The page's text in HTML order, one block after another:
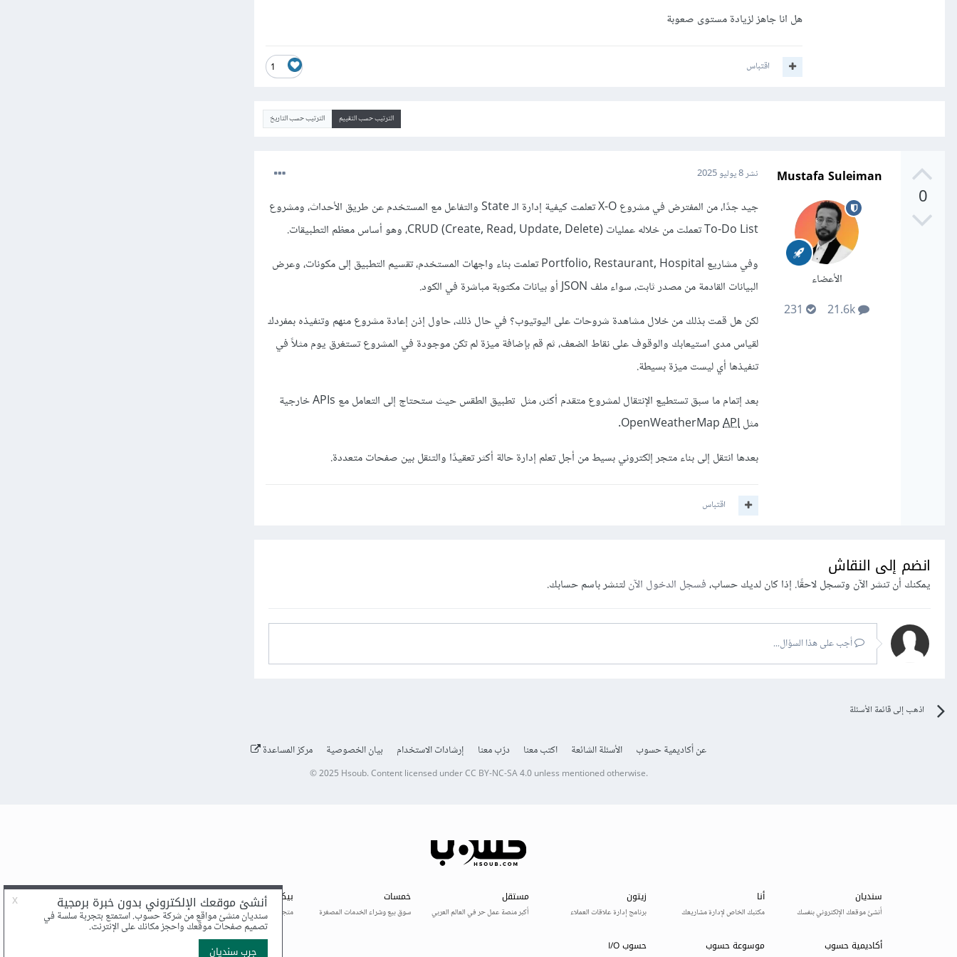
هل انا جاهز لزيادة مستوى صعوبة
1 اقتباس
الترتيب حسب التقييم الترتيب حسب التاريخ
0
Mustafa Suleiman
الأعضاء
نشر8 يوليو 2025
جيد جدًا، من المفترض في مشروع X-O تعلمت كيفية إدارة الـ State والتفاعل مع المستخدم عن طريق الأحداث، ومشروع
To-Do List تعملت من خلاله عمليات CRUD (Create, Read, Update, Delete)، وهو أساس معظم التطبيقات.
وفي مشاريع Portfolio, Restaurant, Hospital تعلمت بناء واجهات المستخدم، تقسيم التطبيق إلى مكونات، وعرض
البيانات القادمة من مصدر ثابت، سواء ملف JSON أو بيانات مكتوبة مباشرة في الكود.
لكن هل قمت بذلك من خلال مشاهدة شروحات على اليوتيوب؟ في حال ذلك، حاول إذن إعادة مشروع منهم وتنفيذه بمفردك
لقياس مدى استيعابك والوقوف على نقاط الضعف، ثم قم بإضافة ميزة لم تكن موجودة في المشروع تستغرق يوم مثلاً في
تنفيذها أي ليست ميزة بسيطة.
بعد إتمام ما سبق تستطيع الإنتقال لمشروع متقدم أكثر، مثل تطبيق الطقس حيث ستحتاج إلى التعامل مع APIs خارجية
مثل OpenWeatherMapAPI
.
بعدها انتقل إلى بناء متجر إلكتروني بسيط من أجل تعلم إدارة حالة أكثر تعقيدًا والتنقل بين صفحات متعددة.
اقتباس
انضم إلى النقاش
يمكنك أن تنشر الآن وتسجل لاحقًا. إذا كان لديك حساب،فسجل الدخول الآنلتنشر باسم حسابك.
أجب على هذا السؤال...
اذهب إلى قائمة الأسئلة
عن أكاديمية حسوب الأسئلة الشائعة اكتب معنا درّب معنا إرشادات الاستخدام بيان الخصوصية مركز المساعدة
© 2025 Hsoub.Content licensed underCC BY-NC-SA 4.0unless mentioned otherwise.